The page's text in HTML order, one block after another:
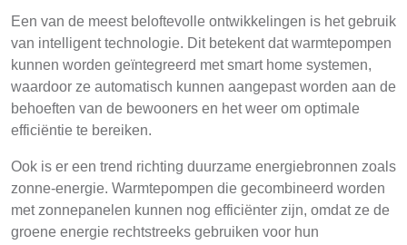
Een van de meest beloftevolle ontwikkelingen is het gebruik
van intelligent technologie. Dit betekent dat warmtepompen
kunnen worden geïntegreerd met smart home systemen,
waardoor ze automatisch kunnen aangepast worden aan de
behoeften van de bewooners en het weer om optimale
efficiëntie te bereiken.
Ook is er een trend richting duurzame energiebronnen zoals
zonne-energie. Warmtepompen die gecombineerd worden
met zonnepanelen kunnen nog efficiënter zijn, omdat ze de
groene energie rechtstreeks gebruiken voor hun